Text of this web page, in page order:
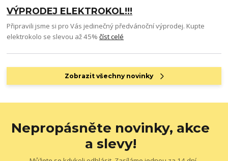
VÝPRODEJ ELEKTROKOL!!!
Připravili jsme si pro Vás jedinečný předvánoční výprodej. Kupte
elektrokolo se slevou až 45%číst celé
Zobrazit všechny novinky
Nepropásněte novinky, akce
a slevy!